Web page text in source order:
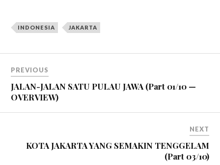
INDONESIA JAKARTA
PREVIOUS
JALAN-JALAN SATU PULAU JAWA (Part 01/10 —
OVERVIEW)
NEXT
KOTA JAKARTA YANG SEMAKIN TENGGELAM
(Part 03/10)